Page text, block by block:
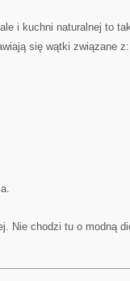
i kuchni naturalnej to
się wątki związane z:
Nie chodzi tu o modną